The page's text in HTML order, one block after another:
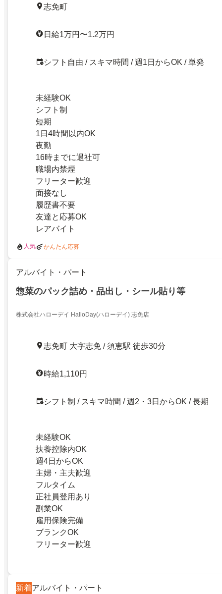
志免町
日給1万円〜1.2万円
シフト自由 / スキマ時間 / 週1日からOK / 単発
未経験OK
シフト制
短期
1日4時間以内OK
夜勤
16時までに退社可
職場内禁煙
フリーター歓迎
面接なし
履歴書不要
友達と応募OK
レアバイト
人気 かんたん応募
アルバイト・パート
惣菜のパック詰め・品出し・シール貼り等
株式会社ハローデイ HalloDay(ハローデイ) 志免店
志免町 大字志免 / 須恵駅 徒歩30分
時給1,110円
シフト制 / スキマ時間 / 週2・3日からOK / 長期
未経験OK
扶養控除内OK
週4日からOK
主婦・主夫歓迎
フルタイム
正社員登用あり
副業OK
雇用保険完備
ブランクOK
フリーター歓迎
新着アルバイト・パート